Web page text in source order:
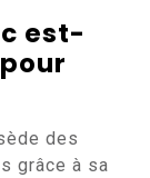
est-
des
grâce à sa